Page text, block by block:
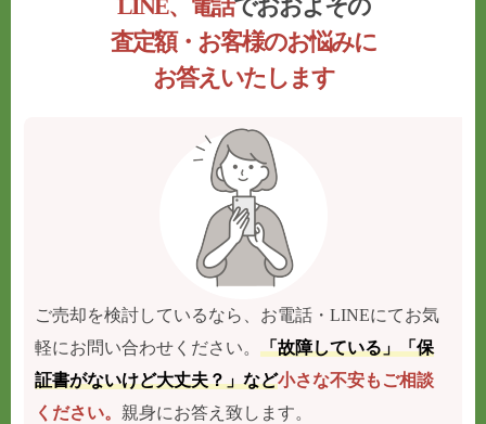
LINE、電話でおおよその
査定額・お客様のお悩みに
お答えいたします
ご売却を検討しているなら、お電話・LINEにてお気
軽にお問い合わせください。「故障している」「保
証書がないけど大丈夫？」など小さな不安もご相談
ください。 親身にお答え致します。